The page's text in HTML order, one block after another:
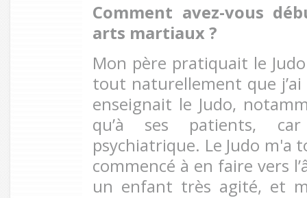
Comment avez-vous
arts martiaux ?
Mon père pratiquait le
tout naturellement que
enseignait le Judo,
qu’à ses patients,
psychiatrique. Le Judo m'a
commencé à en faire vers
un enfant très agité, et